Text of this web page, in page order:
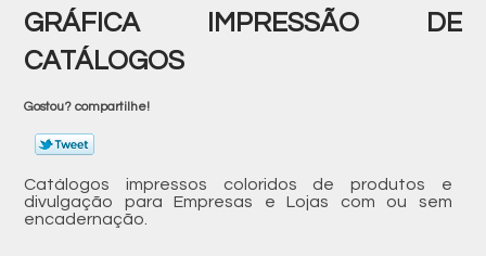
GRÁFICA IMPRESSÃO DE
CATÁLOGOS
Gostou? compartilhe!
Catálogos impressos coloridos de produtos e
divulgação para Empresas e Lojas com ou sem
encadernação.